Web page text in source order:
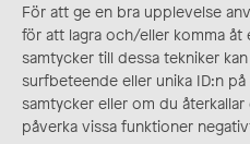
För att ge en bra upplevelse
för att lagra och/eller komma åt
samtycker till dessa tekniker
surfbeteende eller unika ID:n
samtycker eller om du
påverka vissa funktioner